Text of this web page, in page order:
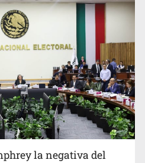
la negativa del